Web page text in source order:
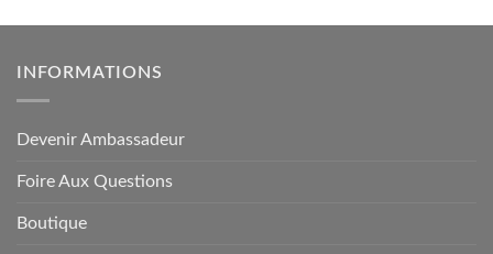
INFORMATIONS
Devenir Ambassadeur
Foire Aux Questions
Boutique